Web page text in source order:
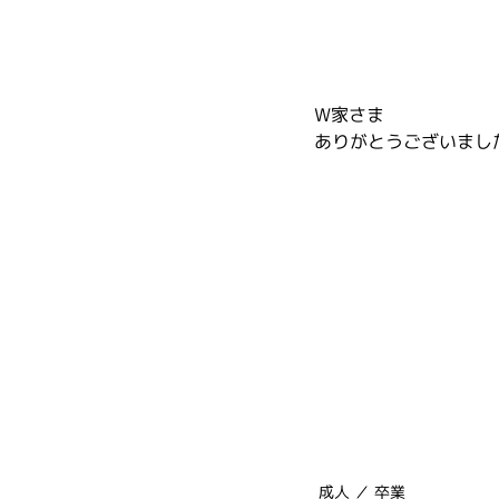
W家さま
ありがとうございまし
成人 ／ 卒業